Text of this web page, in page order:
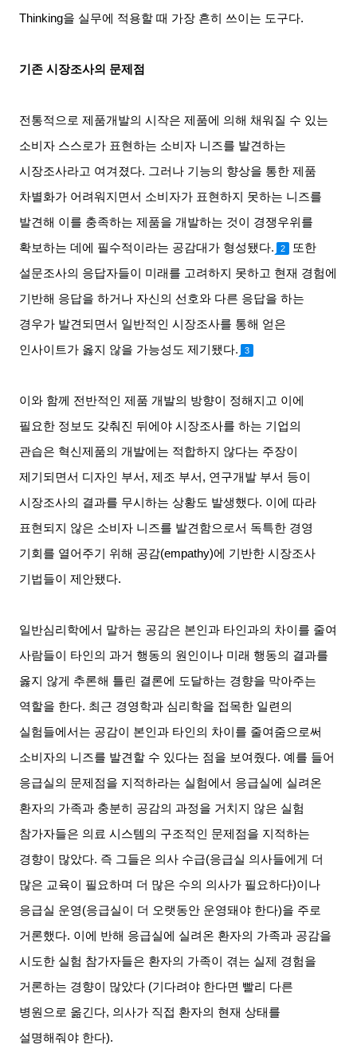
Thinking을 실무에 적용할 때 가장 흔히 쓰이는 도구다.
기존 시장조사의 문제점
전통적으로 제품개발의 시작은 제품에 의해 채워질 수 있는
소비자 스스로가 표현하는 소비자 니즈를 발견하는
시장조사라고 여겨졌다. 그러나 기능의 향상을 통한 제품
차별화가 어려워지면서 소비자가 표현하지 못하는 니즈를
발견해 이를 충족하는 제품을 개발하는 것이 경쟁우위를
확보하는 데에 필수적이라는 공감대가 형성됐다. 2
또한
설문조사의 응답자들이 미래를 고려하지 못하고 현재 경험에
기반해 응답을 하거나 자신의 선호와 다른 응답을 하는
경우가 발견되면서 일반적인 시장조사를 통해 얻은
인사이트가 옳지 않을 가능성도 제기됐다. 3
이와 함께 전반적인 제품 개발의 방향이 정해지고 이에
필요한 정보도 갖춰진 뒤에야 시장조사를 하는 기업의
관습은 혁신제품의 개발에는 적합하지 않다는 주장이
제기되면서 디자인 부서 ,제조 부서 , 연구개발 부서 등이
시장조사의 결과를 무시하는 상황도 발생했다. 이에 따라
표현되지 않은 소비자 니즈를 발견함으로서 독특한 경영
기회를 열어주기 위해 공감(empathy)에 기반한 시장조사
기법들이 제안됐다.
일반심리학에서 말하는 공감은 본인과 타인과의 차이를 줄여
사람들이 타인의 과거 행동의 원인이나 미래 행동의 결과를
옳지 않게 추론해 틀린 결론에 도달하는 경향을 막아주는
역할을 한다. 최근 경영학과 심리학을 접목한 일련의
실험들에서는 공감이 본인과 타인의 차이를 줄여줌으로써
소비자의 니즈를 발견할 수 있다는 점을 보여줬다.예를 들어
응급실의 문제점을 지적하라는 실험에서 응급실에 실려온
환자의 가족과 충분히 공감의 과정을 거치지 않은 실험
참가자들은 의료 시스템의 구조적인 문제점을 지적하는
경향이 많았다. 즉 그들은 의사 수급(응급실 의사들에게 더
많은 교육이 필요하며 더 많은 수의 의사가 필요하다)이나
응급실 운영(응급실이 더 오랫동안 운영돼야 한다)을 주로
거론했다. 이에 반해 응급실에 실려온 환자의 가족과 공감을
시도한 실험 참가자들은 환자의 가족이 겪는 실제 경험을
거론하는 경향이 많았다 (기다려야 한다면 빨리 다른
병원으로 옮긴다, 의사가 직접 환자의 현재 상태를
설명해줘야 한다).